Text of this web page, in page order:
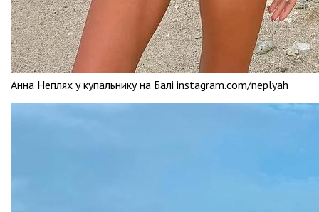
Анна Неплях у купальнику на Балі instagram.com/neplyah